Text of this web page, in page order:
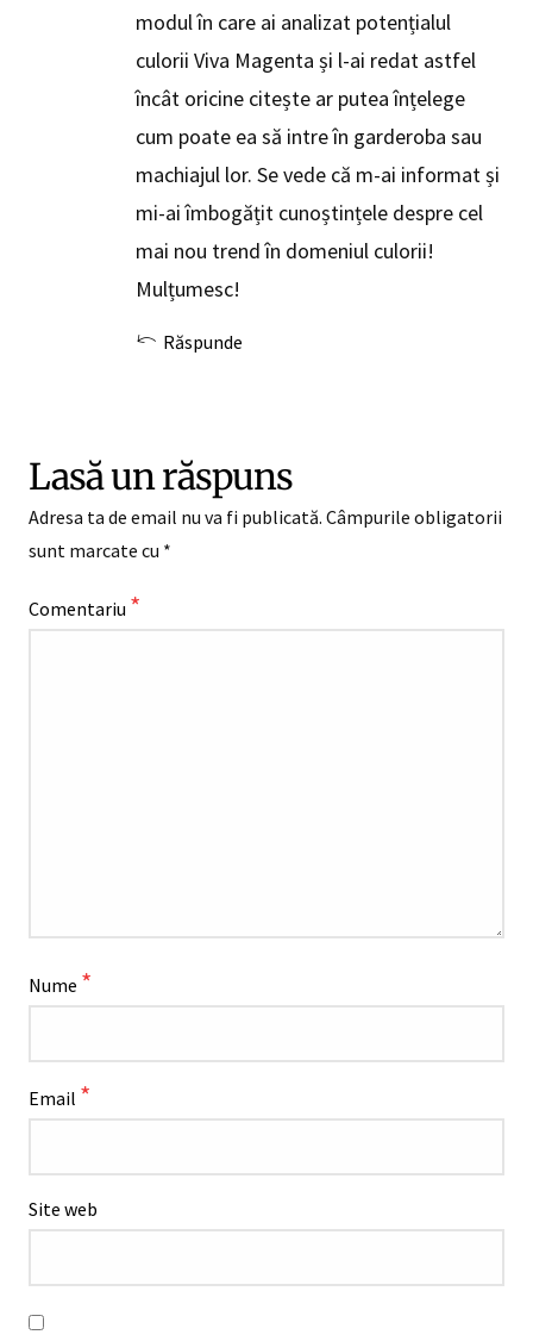
modul în care ai analizat potențialul
culorii Viva Magenta și l-ai redat astfel
încât oricine citește ar putea înțelege
cum poate ea să intre în garderoba sau
machiajul lor. Se vede că m-ai informat și
mi-ai îmbogățit cunoștințele despre cel
mai nou trend în domeniul culorii!
Mulțumesc!
Răspunde
Lasă un răspuns
Adresa ta de email nu va fi publicată. Câmpurile obligatorii
sunt marcate cu *
Comentariu *
Nume *
Email *
Site web